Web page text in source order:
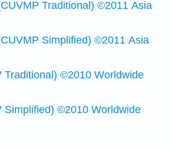
Traditional) ©2011 Asia
Simplified) ©2011 Asia
Traditional) ©2010 Worldwide
Simplified) ©2010 Worldwide